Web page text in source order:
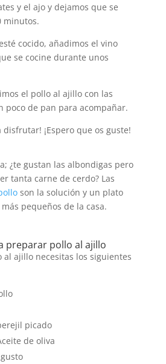
y el ajo y dejamos que se
minutos.
cocido, añadimos el vino
se cocine durante unos
el pollo al ajillo con las
poco de pan para acompañar.
disfrutar! ¡Espero que os guste!
¿te gustan las albondigas pero
tanta carne de cerdo? Las
son la solución y un plato
pequeños de la casa.
preparar pollo al ajillo
al ajillo necesitas los siguientes
picado
de oliva